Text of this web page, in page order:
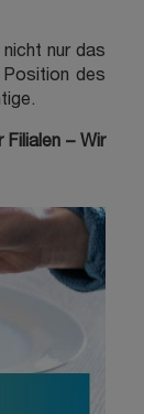
nur das
Position des
– Wir